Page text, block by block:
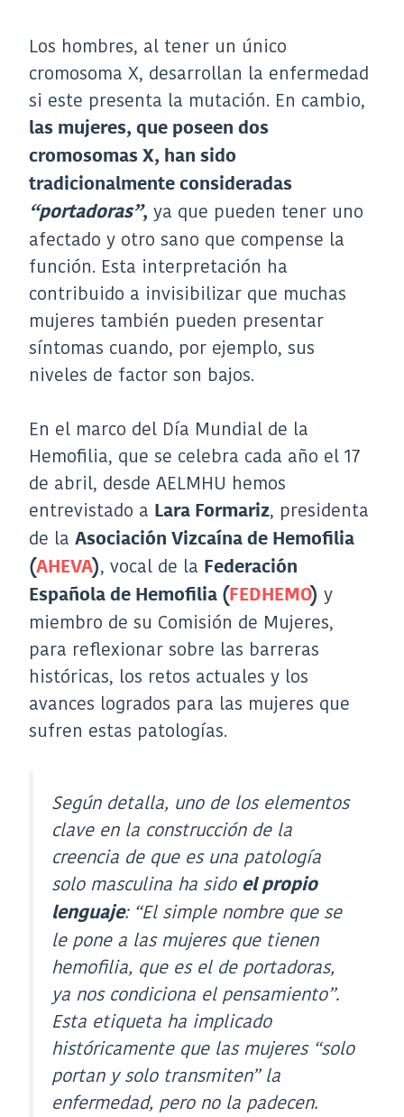
Los hombres, al tener un único
cromosoma X, desarrollan la enfermedad
si este presenta la mutación. En cambio,
las mujeres, que poseen dos
cromosomas X, han sido
tradicionalmente consideradas
“portadoras”, ya que pueden tener uno
afectado y otro sano que compense la
función. Esta interpretación ha
contribuido a invisibilizar que muchas
mujeres también pueden presentar
síntomas cuando, por ejemplo, sus
niveles de factor son bajos.
En el marco del Día Mundial de la
Hemofilia, que se celebra cada año el 17
de abril, desde AELMHU hemos
entrevistado a Lara Formariz, presidenta
de la Asociación Vizcaína de Hemofilia
(AHEVA), vocal de la Federación
Española de Hemofilia (FEDHEMO) y
miembro de su Comisión de Mujeres,
para reflexionar sobre las barreras
históricas, los retos actuales y los
avances logrados para las mujeres que
sufren estas patologías.
Según detalla, uno de los elementos
clave en la construcción de la
creencia de que es una patología
solo masculina ha sido el propio
lenguaje: “El simple nombre que se
le pone a las mujeres que tienen
hemofilia, que es el de portadoras,
ya nos condiciona el pensamiento”.
Esta etiqueta ha implicado
históricamente que las mujeres “solo
portan y solo transmiten” la
enfermedad, pero no la padecen.